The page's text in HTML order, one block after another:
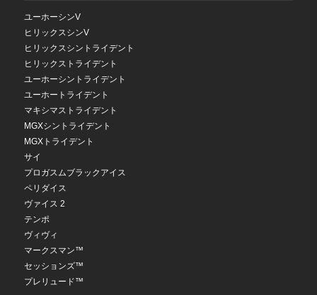
ユーホーシンV
ヒリックスシンV
ヒリックスシントライデント
ヒリックストライデント
ユーホーシントライデント
ユーホートライデント
マキシマストライデント
MGXシントライデント
MGXトライデント
サイ
プロガスムブラックアイス
ペリダイス
ヴァイス 2
テンポ
ヴィヴィ
マークスマン™
セッションズ™
プレリュード™